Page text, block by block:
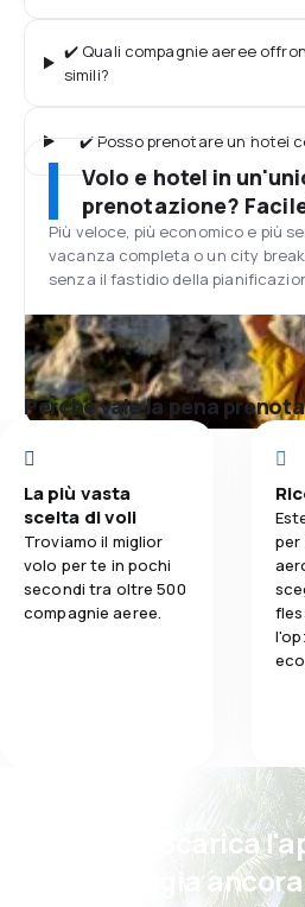
✔️ Quali compagnie aeree
simili?
✔️ Posso prenotare un hotel
Volo e hotel in
prenotazione?
Più veloce, più economico e più
vacanza completa o un city
senza il fastidio della
Perché vale la pena
La più vasta
scelta di voli
Troviamo il miglior
volo per te in pochi
secondi tra oltre 500
compagnie aeree.
per
Psst! Scarica
e viaggia